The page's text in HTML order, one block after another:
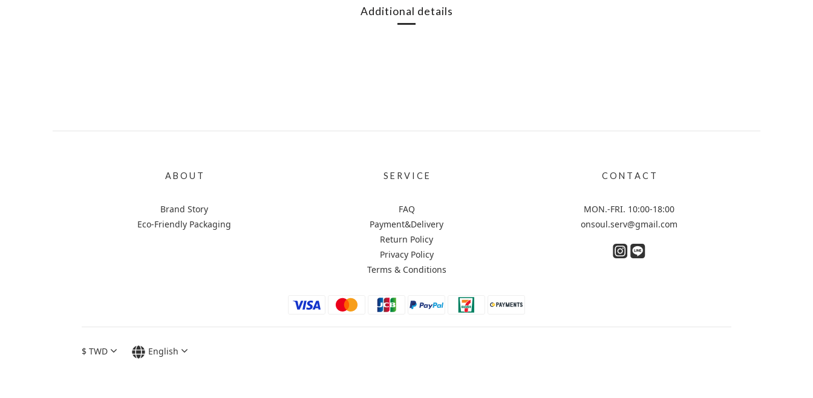
Additional details
A B O U T
Brand Story
Eco-Friendly Packaging
S E R V I C E
FAQ
Payment&Delivery
Return Policy
Privacy Policy
Terms & Conditions
C O N T A C T
MON.-FRI. 10:00-18:00
onsoul.serv@gmail.com
$ TWD English